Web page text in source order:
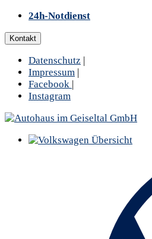
24h-Notdienst
Kontakt
Datenschutz |
Impressum |
Facebook |
Instagram